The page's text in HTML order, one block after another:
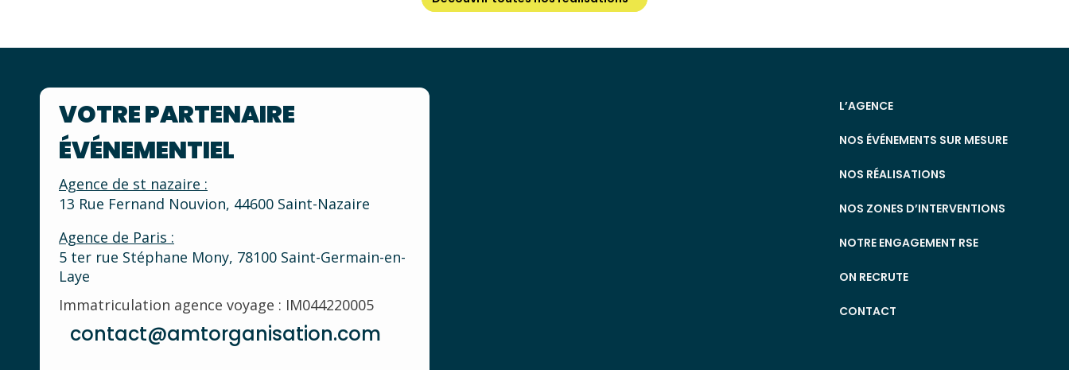
VOTRE PARTENAIRE
ÉVÉNEMENTIEL
Agence de st nazaire :
13 Rue Fernand Nouvion, 44600 Saint-Nazaire
Agence de Paris :
5 ter rue Stéphane Mony, 78100 Saint-Germain-en-
Laye
Immatriculation agence voyage : IM044220005
contact@amtorganisation.com
L’AGENCE
NOS ÉVÉNEMENTS SUR MESURE
NOS RÉALISATIONS
NOS ZONES D’INTERVENTIONS
NOTRE ENGAGEMENT RSE
ON RECRUTE
CONTACT